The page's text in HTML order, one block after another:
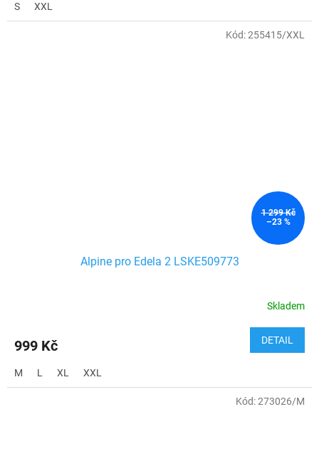
S XXL
1 299 Kč
–23 %
Alpine pro Edela 2 LSKE509773
Skladem
999 Kč DETAIL
M L XL XXL
Kód:255415/XXL
Kód:273026/M